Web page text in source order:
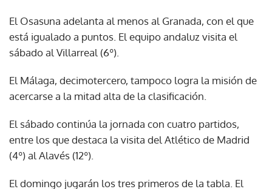
El Osasuna adelanta al menos al Granada, con el que
está igualado a puntos. El equipo andaluz visita el
sábado al Villarreal (6º).
El Málaga, decimotercero, tampoco logra la misión de
acercarse a la mitad alta de la clasificación.
El sábado continúa la jornada con cuatro partidos,
entre los que destaca la visita del Atlético de Madrid
(4º) al Alavés (12º).
El domingo jugarán los tres primeros de la tabla. El